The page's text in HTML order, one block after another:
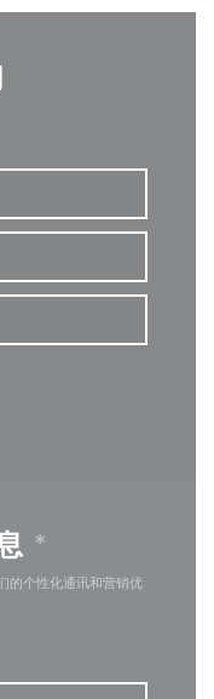
*
的个性化通讯和营销优